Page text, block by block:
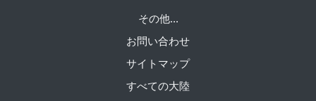
その他...
お問い合わせ
サイトマップ
すべての大陸